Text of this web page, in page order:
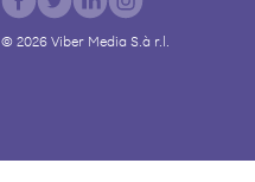
© 2026Viber Media S.à r.l.